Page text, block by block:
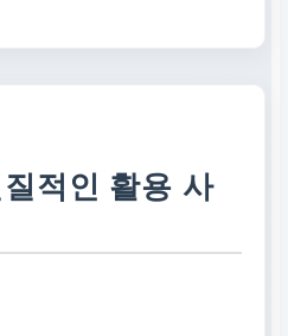
적인 활용 사